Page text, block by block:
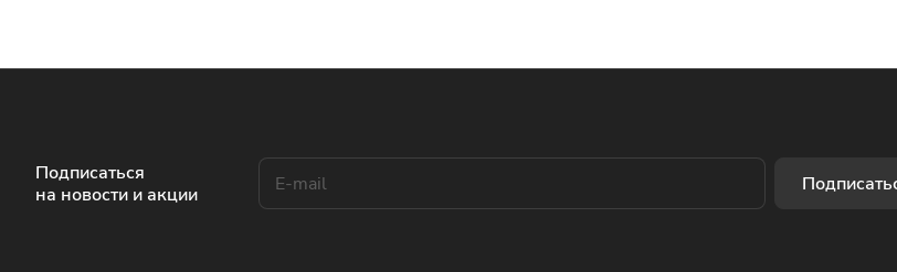
Подписаться
на новости и акции